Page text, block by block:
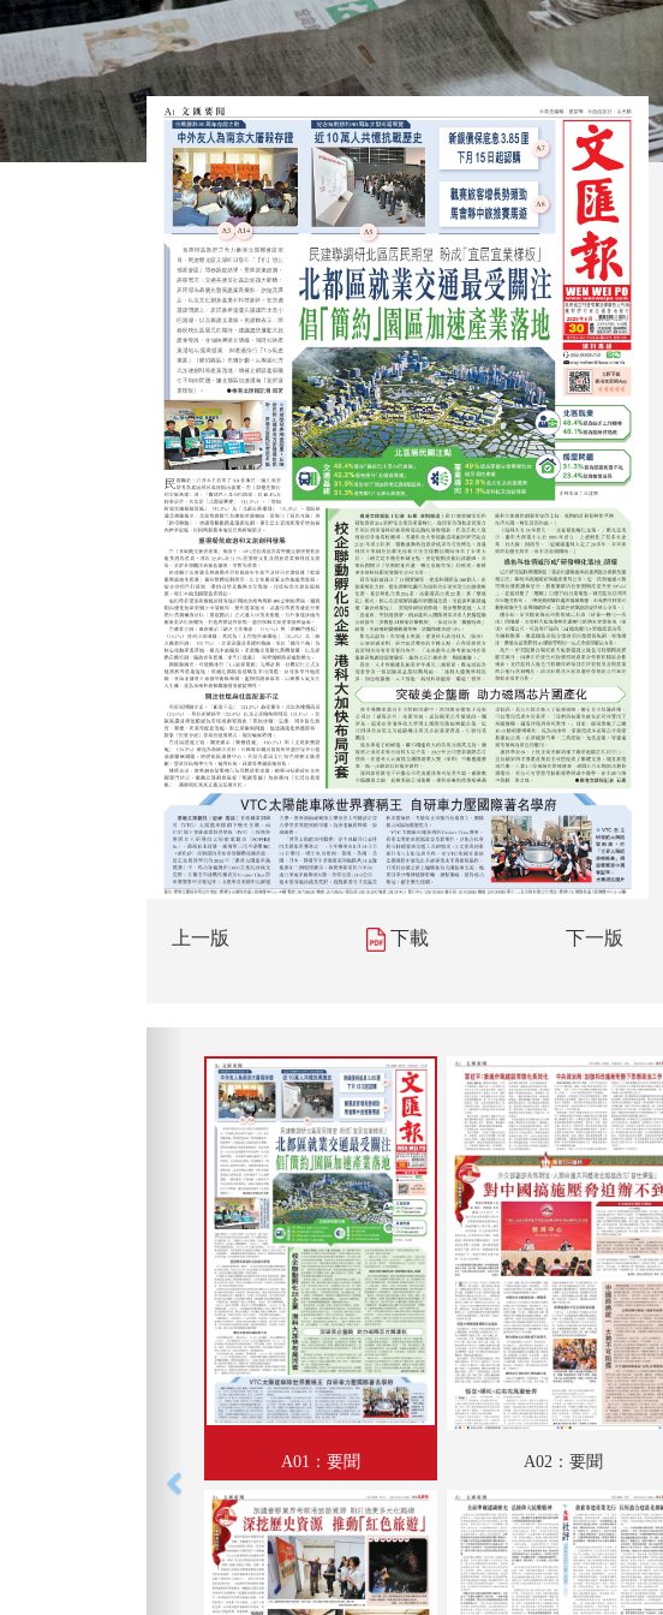
上一版 下載 下一版
A01：要聞 A02：要聞